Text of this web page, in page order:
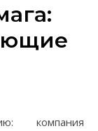
компания